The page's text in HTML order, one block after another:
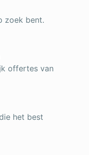
cv-ketel
zoek bent.
offertes van
het best